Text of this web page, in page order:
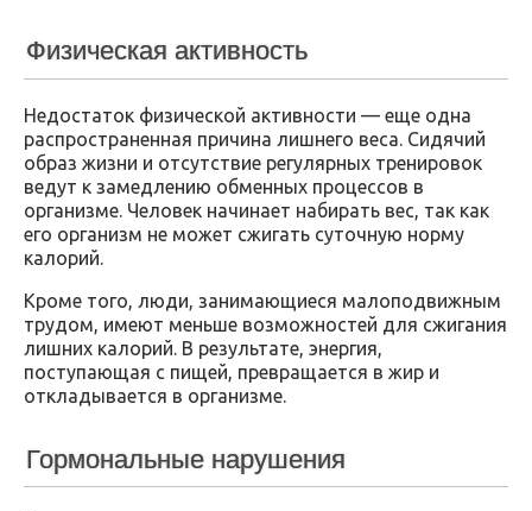
Физическая активность
Недостаток физической активности — еще одна
распространенная причина лишнего веса. Сидячий
образ жизни и отсутствие регулярных тренировок
ведут к замедлению обменных процессов в
организме. Человек начинает набирать вес, так как
его организм не может сжигать суточную норму
калорий.
Кроме того, люди, занимающиеся малоподвижным
трудом, имеют меньше возможностей для сжигания
лишних калорий. В результате, энергия,
поступающая с пищей, превращается в жир и
откладывается в организме.
Гормональные нарушения